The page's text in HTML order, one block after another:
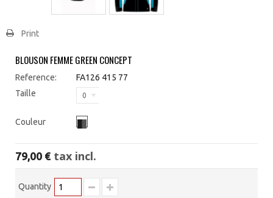
Print
BLOUSON FEMME GREEN CONCEPT
Reference:
FA126 415 77
Taille
0
Couleur
79,00 € tax incl.
Quantity